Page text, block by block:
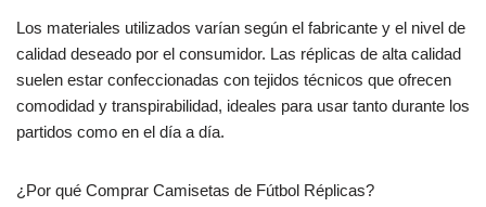
Los materiales utilizados varían según el fabricante y el nivel de
calidad deseado por el consumidor. Las réplicas de alta calidad
suelen estar confeccionadas con tejidos técnicos que ofrecen
comodidad y transpirabilidad, ideales para usar tanto durante los
partidos como en el día a día.
¿Por qué Comprar Camisetas de Fútbol Réplicas?